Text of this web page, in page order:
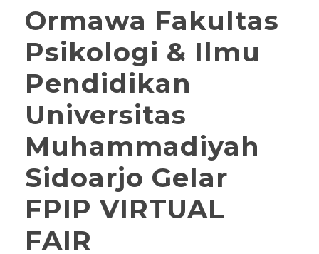
Ormawa Fakultas
Psikologi & Ilmu
Pendidikan
Universitas
Muhammadiyah
Sidoarjo Gelar
FPIP VIRTUAL
FAIR